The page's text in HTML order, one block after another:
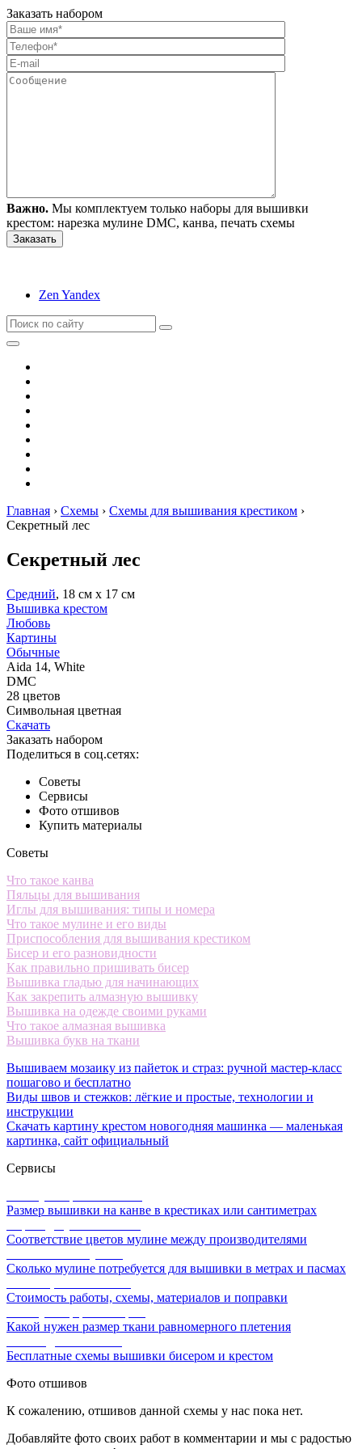
Заказать набором
Важно. Мы комплектуем только наборы для вышивки
крестом: нарезка мулине DMC, канва, печать схемы
Zen Yandex
Главная › Схемы › Схемы для вышивания крестиком ›
Секретный лес
Секретный лес
Средний, 18 см х 17 см
Вышивка крестом
Любовь
Картины
Обычные
Aida 14, White
DMC
28 цветов
Символьная цветная
Скачать
Заказать набором
Поделиться в соц.сетях:
Советы
Сервисы
Фото отшивов
Купить материалы
Советы
Что такое канва
Пяльцы для вышивания
Иглы для вышивания: типы и номера
Что такое мулине и его виды
Приспособления для вышивания крестиком
Бисер и его разновидности
Как правильно пришивать бисер
Вышивка гладью для начинающих
Как закрепить алмазную вышивку
Вышивка на одежде своими руками
Что такое алмазная вышивка
Вышивка букв на ткани
Вышиваем мозаику из пайеток и страз: ручной мастер-класс
пошагово и бесплатно
Виды швов и стежков: лёгкие и простые, технологии и
инструкции
Скачать картину крестом новогодняя машинка — маленькая
картинка, сайт официальный
Сервисы
Размер вышивки на канве в крестиках или сантиметрах
Соответствие цветов мулине между производителями
Сколько мулине потребуется для вышивки в метрах и пасмах
Стоимость работы, схемы, материалов и поправки
Какой нужен размер ткани равномерного плетения
Бесплатные схемы вышивки бисером и крестом
Фото отшивов
К сожалению, отшивов данной схемы у нас пока нет.
Добавляйте фото своих работ в комментарии и мы с радостью